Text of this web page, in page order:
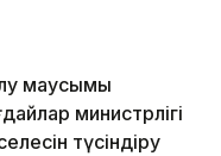
маусымы
министрлігі
түсіндіру